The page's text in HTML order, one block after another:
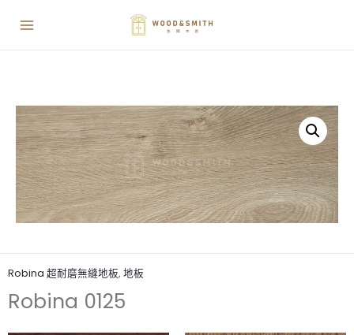
Robina 超耐磨無縫地板, 地板
Robina 0125